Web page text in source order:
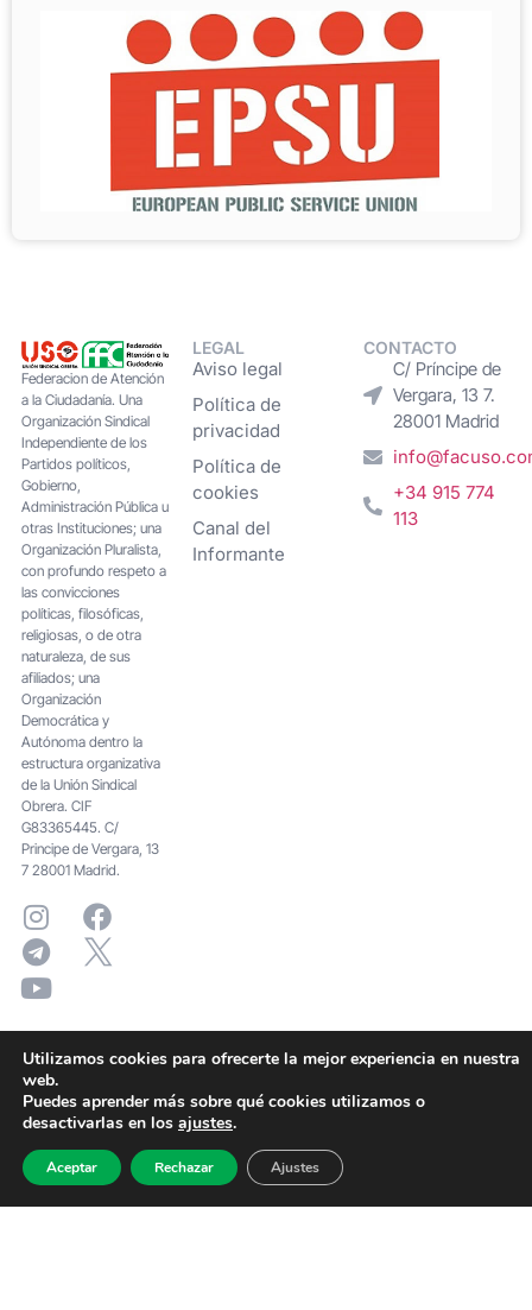
Federacion de Atención
a la Ciudadanía. Una
Organización Sindical
Independiente de los
Partidos políticos,
Gobierno,
Administración Pública u
otras Instituciones; una
Organización Pluralista,
con profundo respeto a
las convicciones
políticas, filosóficas,
religiosas, o de otra
naturaleza, de sus
afiliados; una
Organización
Democrática y
Autónoma dentro la
estructura organizativa
de la Unión Sindical
Obrera. CIF
G83365445. C/
Principe de Vergara, 13
7 28001 Madrid.
LEGAL
Aviso legal
Política de
privacidad
Política de
cookies
Canal del
Informante
CONTACTO
C/ Príncipe de
Vergara, 13 7.
28001 Madrid
+34 915 774
113
Utilizamos cookies para ofrecerte la mejor experiencia en nuestra
web.
Puedes aprender más sobre qué cookies utilizamos o
desactivarlas en los ajustes.
Aceptar Rechazar Ajustes